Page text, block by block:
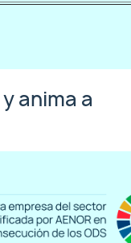
anima a